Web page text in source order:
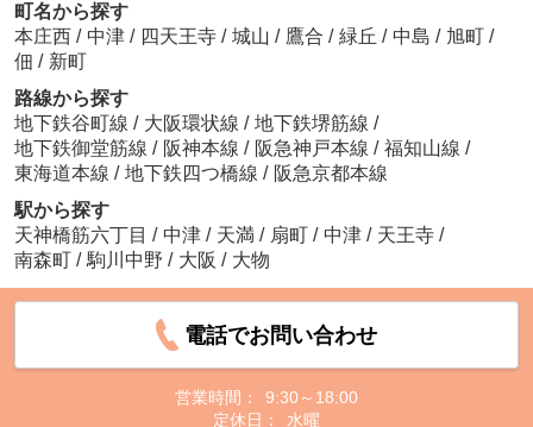
町名から探す
本庄西 / 中津 / 四天王寺 / 城山 / 鷹合 / 緑丘 / 中島 / 旭町 /
佃 / 新町
路線から探す
地下鉄谷町線 / 大阪環状線 / 地下鉄堺筋線 /
地下鉄御堂筋線 / 阪神本線 / 阪急神戸本線 / 福知山線 /
東海道本線 / 地下鉄四つ橋線 / 阪急京都本線
駅から探す
天神橋筋六丁目 / 中津 / 天満 / 扇町 / 中津 / 天王寺 /
南森町
/ 駒川中野 / 大阪 / 大物
電話でお問い合わせ
営業時間：
9:30～18:00
定休日：
水曜